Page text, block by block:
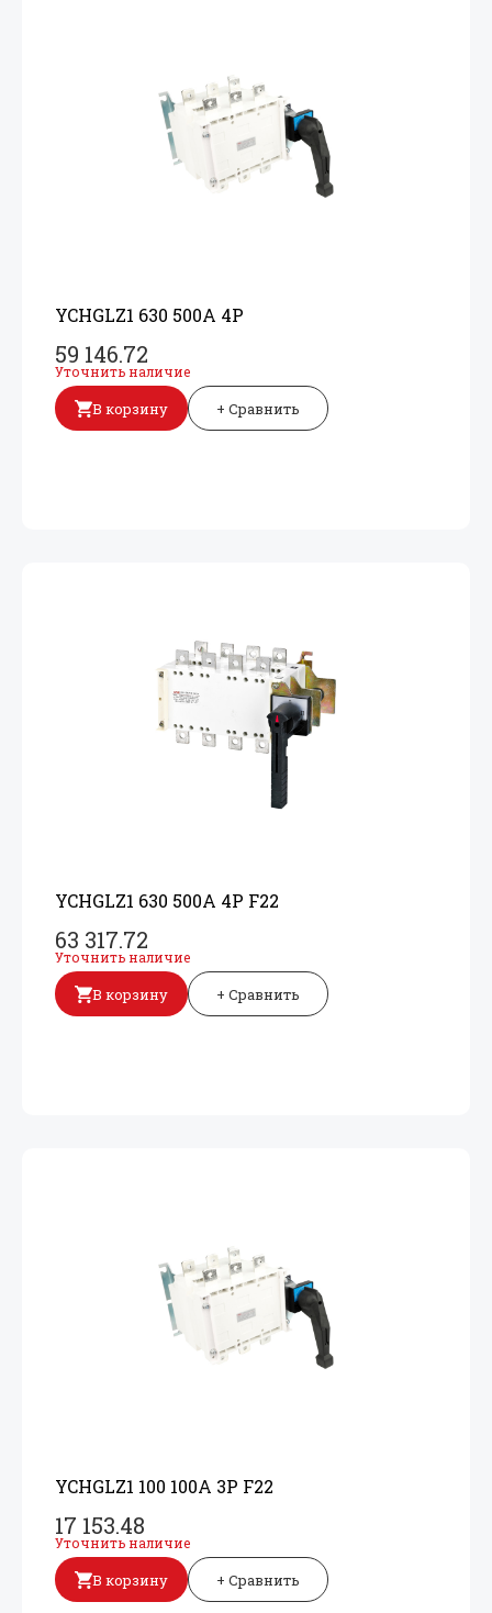
YCHGLZ1 630 500A 4P
59 146.72
Уточнить наличие
В корзину + Сравнить
YCHGLZ1 630 500A 4P F22
63 317.72
Уточнить наличие
В корзину + Сравнить
YCHGLZ1 100 100A 3P F22
17 153.48
Уточнить наличие
В корзину + Сравнить